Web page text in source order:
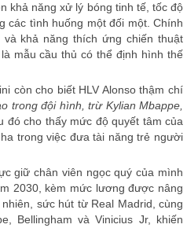
khả năng xử lý bóng tinh tế, tốc độ
các tình huống một đối một. Chính
khả năng thích ứng chiến thuật
mẫu cầu thủ có thể định hình thế
còn cho biết HLV Alonso thậm chí
trong đội hình, trừ Kylian Mbappe,
đó cho thấy mức độ quyết tâm của
trong việc đưa tài năng trẻ người
giữ chân viên ngọc quý của mình
2030, kèm mức lương được nâng
sức hút từ Real Madrid, cùng
Bellingham và Vinicius Jr, khiến